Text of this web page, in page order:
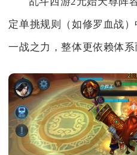
定单挑规则（如修罗血战
一战之力，整体更依赖体系